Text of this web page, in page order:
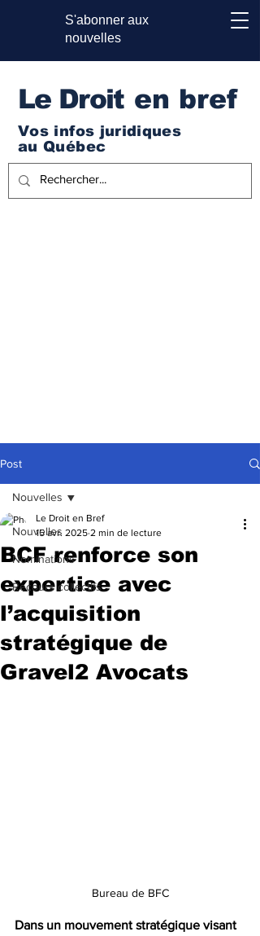
S'abonner aux
nouvelles
Le Droit en bref
Vos infos juridiques
au Québec
Post
Nouvelles
Nominations
Recours collectifs
Nouvelles
BCF renforce son
expertise avec
l’acquisition
stratégique de
Gravel2 Avocats
Le Droit en Bref
15 avr. 2025 2 min de lecture
Bureau de BFC
Dans un mouvement stratégique visant